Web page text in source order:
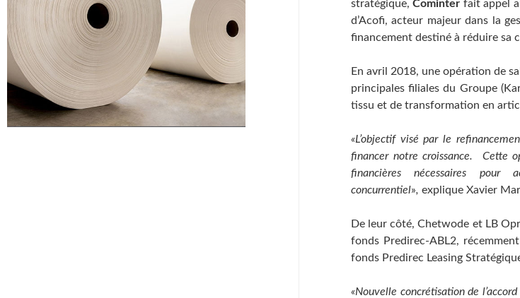
stratégique,Cominter fait appel
d’Acofi, acteur majeur dans la
financement destiné à réduire sa
En avril 2018, une opération de
principales filiales du Groupe
tissu et de transformation en
«L’objectif visé par le
financer notre croissance. Cette
financières nécessaires
concurrentiel», explique Xavier
De leur côté, Chetwode et LB
fonds Predirec-ABL2,
fonds Predirec Leasing
«Nouvelle concrétisation de